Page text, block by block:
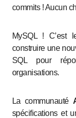
commits ! Aucun
MySQL ! C’est
construire une
SQL pour
organisations.
La communauté
spécifications et